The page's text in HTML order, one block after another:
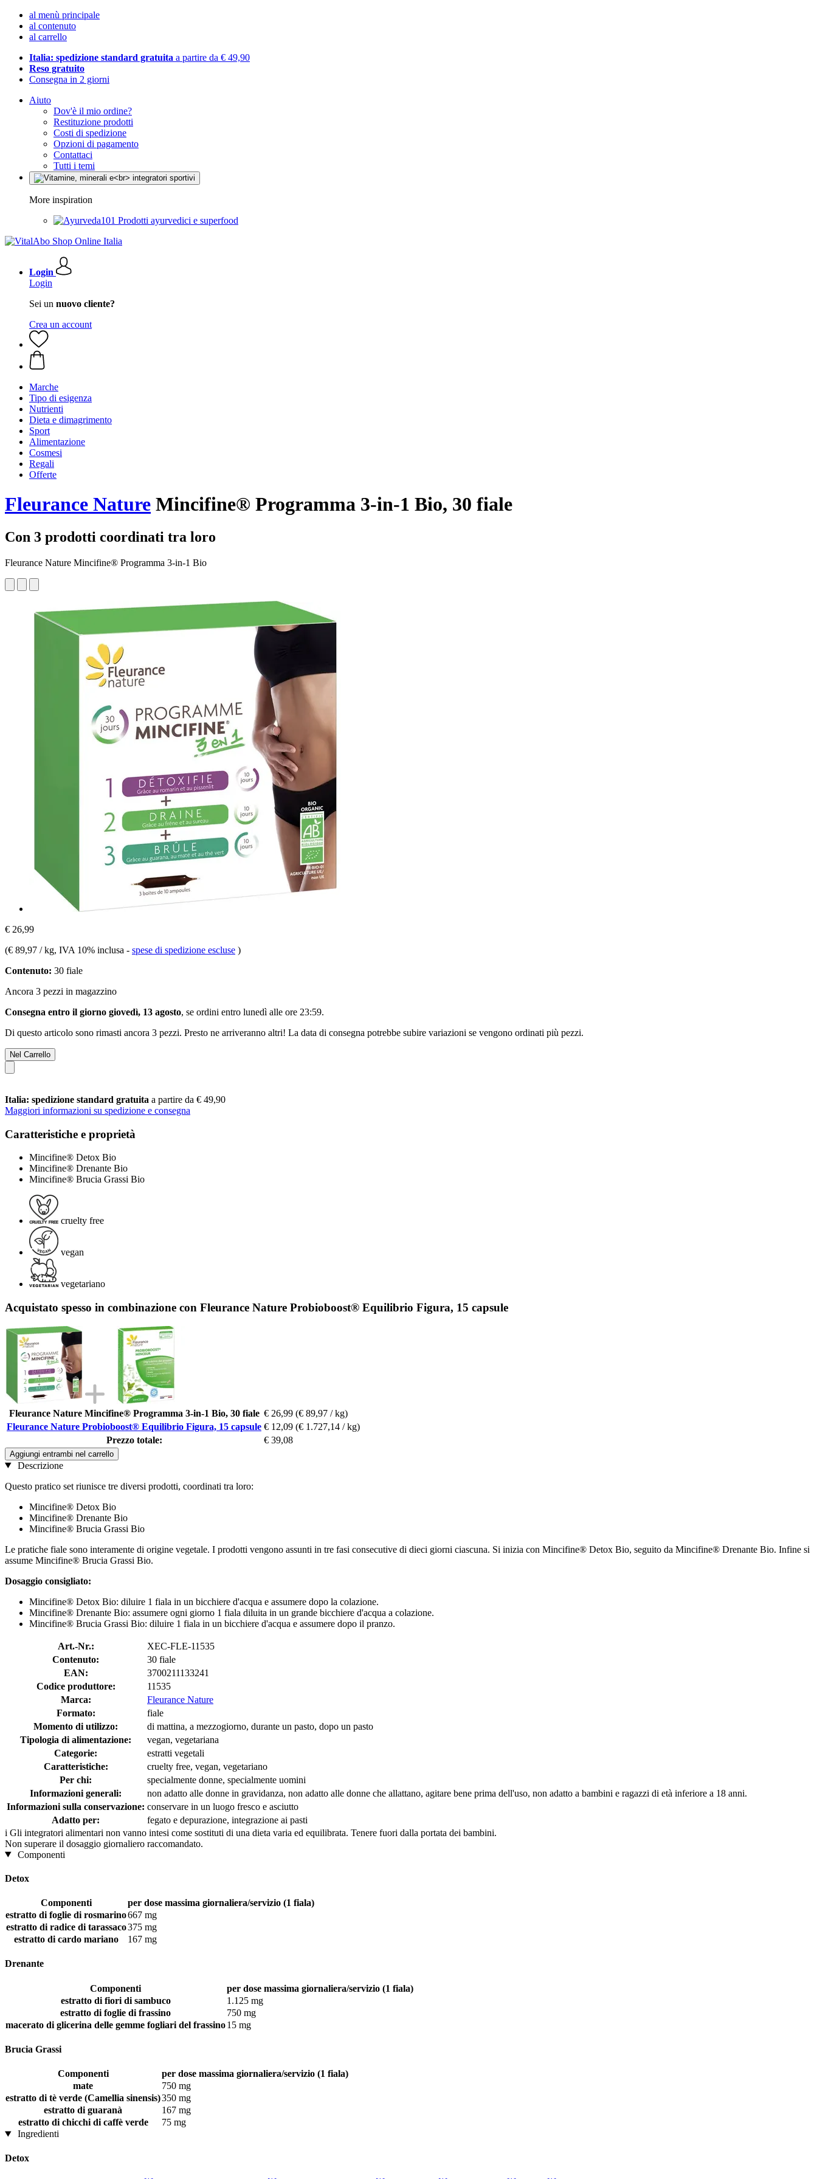
al menù principale
al contenuto
al carrello
Italia: spedizione standard gratuita a partire da € 49,90
Reso gratuito
Consegna in 2 giorni
Aiuto
Dov'è il mio ordine?
Restituzione prodotti
Costi di spedizione
Opzioni di pagamento
Contattaci
Tutti i temi
More inspiration
Prodotti ayurvedici e superfood
Login
Login
Sei un nuovo cliente?
Crea un account
Marche
Tipo di esigenza
Nutrienti
Dieta e dimagrimento
Sport
Alimentazione
Cosmesi
Regali
Offerte
Fleurance Nature Mincifine® Programma 3-in-1 Bio, 30 fiale
Con 3 prodotti coordinati tra loro
Fleurance Nature Mincifine® Programma 3-in-1 Bio
€ 26,99
(€ 89,97 / kg, IVA 10% inclusa - spese di spedizione escluse )
Contenuto: 30 fiale
Ancora 3 pezzi in magazzino
Consegna entro il giorno giovedì, 13 agosto, se ordini entro lunedì alle ore 23:59.
Di questo articolo sono rimasti ancora 3 pezzi. Presto ne arriveranno altri! La data di consegna potrebbe subire variazioni se vengono ordinati più pezzi.
Nel Carrello
Italia: spedizione standard gratuita a partire da € 49,90
Maggiori informazioni su spedizione e consegna
Caratteristiche e proprietà
Mincifine® Detox Bio
Mincifine® Drenante Bio
Mincifine® Brucia Grassi Bio
cruelty free
vegan
vegetariano
Acquistato spesso in combinazione con Fleurance Nature Probioboost® Equilibrio Figura, 15 capsule
Fleurance Nature Mincifine® Programma 3-in-1 Bio, 30 fiale € 26,99 (€ 89,97 / kg)
Fleurance Nature Probioboost® Equilibrio Figura, 15 capsule € 12,09 (€ 1.727,14 / kg)
Prezzo totale:
€ 39,08
Aggiungi entrambi nel carrello
Descrizione
Questo pratico set riunisce tre diversi prodotti, coordinati tra loro:
Mincifine® Detox Bio
Mincifine® Drenante Bio
Mincifine® Brucia Grassi Bio
Le pratiche fiale sono interamente di origine vegetale. I prodotti vengono assunti in tre fasi consecutive di dieci giorni ciascuna. Si inizia con Mincifine® Detox Bio, seguito da Mincifine® Drenante Bio. Infine si
assume Mincifine® Brucia Grassi Bio.
Dosaggio consigliato:
Mincifine® Detox Bio: diluire 1 fiala in un bicchiere d'acqua e assumere dopo la colazione.
Mincifine® Drenante Bio: assumere ogni giorno 1 fiala diluita in un grande bicchiere d'acqua a colazione.
Mincifine® Brucia Grassi Bio: diluire 1 fiala in un bicchiere d'acqua e assumere dopo il pranzo.
Art.-Nr.:
XEC-FLE-11535
Contenuto:
30 fiale
EAN:
3700211133241
Codice produttore:
11535
Marca:
Fleurance Nature
Formato:
fiale
Momento di utilizzo:
di mattina, a mezzogiorno, durante un pasto, dopo un pasto
Tipologia di alimentazione:
vegan, vegetariana
Categorie:
estratti vegetali
Caratteristiche:
cruelty free, vegan, vegetariano
Per chi:
specialmente donne, specialmente uomini
Informazioni generali:
non adatto alle donne in gravidanza, non adatto alle donne che allattano, agitare bene prima dell'uso, non adatto a bambini e ragazzi di età inferiore a 18 anni.
Informazioni sulla conservazione: conservare in un luogo fresco e asciutto
Adatto per:
fegato e depurazione, integrazione ai pasti
i Gli integratori alimentari non vanno intesi come sostituti di una dieta varia ed equilibrata. Tenere fuori dalla portata dei bambini.
Non superare il dosaggio giornaliero raccomandato.
Componenti
Detox
Componenti
per dose massima giornaliera/servizio (1 fiala)
estratto di foglie di rosmarino667 mg
estratto di radice di tarassaco375 mg
estratto di cardo mariano
167 mg
Drenante
Componenti
per dose massima giornaliera/servizio (1 fiala)
estratto di fiori di sambuco
1.125 mg
estratto di foglie di frassino
750 mg
macerato di glicerina delle gemme fogliari del frassino15 mg
Brucia Grassi
Componenti
per dose massima giornaliera/servizio (1 fiala)
mate
750 mg
estratto di tè verde (Camellia sinensis)350 mg
estratto di guaranà
167 mg
estratto di chicchi di caffè verde
75 mg
Ingredienti
Detox